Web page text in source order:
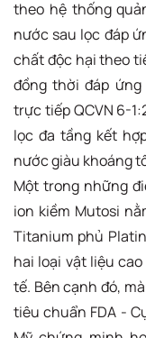
theo hệ thống
nước sau lọc đáp
chất độc hại theo
đồng thời đáp
trực tiếp QCVN 6-
lọc đa tầng kết
nước giàu khoáng
Một trong những
ion kiềm Mutosi
Titanium phủ
hai loại vật liệu
tế. Bên cạnh đó,
tiêu chuẩn FDA -